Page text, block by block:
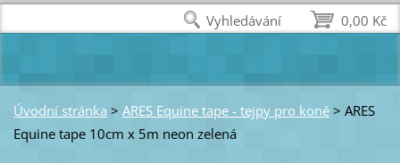
Úvodní stránka > ARES Equine tape - tejpy pro koně > ARES
Equine tape 10cm x 5m neon zelená
0,00 Kč
Vyhledávání